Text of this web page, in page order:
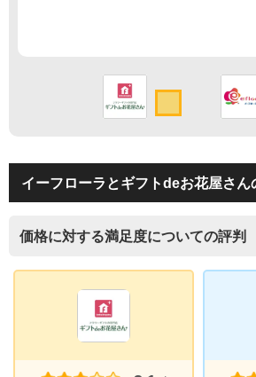
イーフローラとギフトdeお花屋さん
価格に対する満足度についての評判